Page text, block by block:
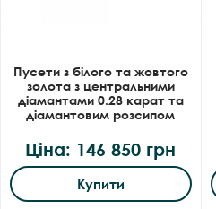
Пусети з білого та жовтого
золота з центральними
діамантами 0.28 карат та
діамантовим розсипом
Ціна: 146 850 грн
Купити